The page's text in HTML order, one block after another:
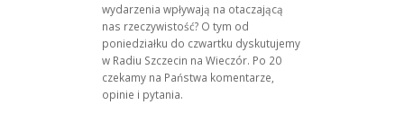
wydarzenia wpływają na otaczającą
nas rzeczywistość? O tym od
poniedziałku do czwartku dyskutujemy
w Radiu Szczecin na Wieczór. Po 20
czekamy na Państwa komentarze,
opinie i pytania.